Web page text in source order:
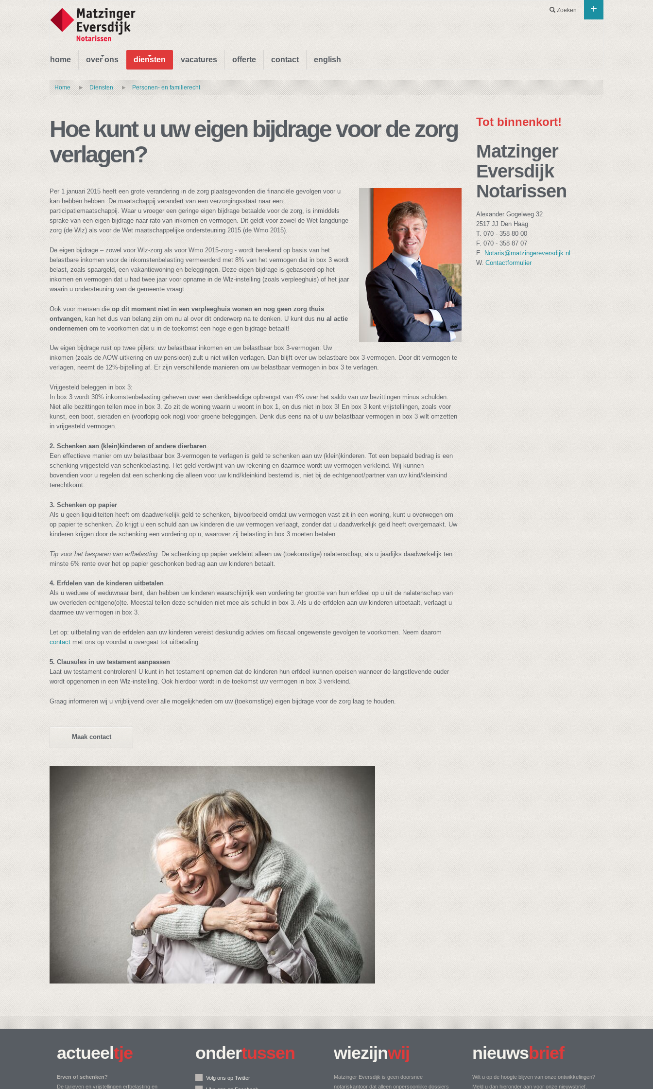
Zoeken +
home over ons diensten vacatures offerte contact english
Home Diensten Personen- en familierecht
Hoe kunt u uw eigen bijdrage voor de zorg
verlagen?
Per 1 januari 2015 heeft een grote verandering in de zorg plaatsgevonden die financiële gevolgen voor u
kan hebben hebben. De maatschappij verandert van een verzorgingsstaat naar een
participatiemaatschappij. Waar u vroeger een geringe eigen bijdrage betaalde voor de zorg, is inmiddels
sprake van een eigen bijdrage naar rato van inkomen en vermogen. Dit geldt voor zowel de Wet langdurige
zorg (de Wlz) als voor de Wet maatschappelijke ondersteuning 2015 (de Wmo 2015).
De eigen bijdrage – zowel voor Wlz-zorg als voor Wmo 2015-zorg - wordt berekend op basis van het
belastbare inkomen voor de inkomstenbelasting vermeerderd met 8% van het vermogen dat in box 3 wordt
belast, zoals spaargeld, een vakantiewoning en beleggingen. Deze eigen bijdrage is gebaseerd op het
inkomen en vermogen dat u had twee jaar voor opname in de Wlz-instelling (zoals verpleeghuis) of het jaar
waarin u ondersteuning van de gemeente vraagt.
Ook voor mensen die op dit moment niet in een verpleeghuis wonen en nog geen zorg thuis
ontvangen, kan het dus van belang zijn om nu al over dit onderwerp na te denken. U kunt dus nu al actie
ondernemen om te voorkomen dat u in de toekomst een hoge eigen bijdrage betaalt!
Uw eigen bijdrage rust op twee pijlers: uw belastbaar inkomen en uw belastbaar box 3-vermogen. Uw
inkomen (zoals de AOW-uitkering en uw pensioen) zult u niet willen verlagen. Dan blijft over uw belastbare box 3-vermogen. Door dit vermogen te
verlagen, neemt de 12%-bijtelling af. Er zijn verschillende manieren om uw belastbaar vermogen in box 3 te verlagen.
Vrijgesteld beleggen in box 3:
In box 3 wordt 30% inkomstenbelasting geheven over een denkbeeldige opbrengst van 4% over het saldo van uw bezittingen minus schulden.
Niet alle bezittingen tellen mee in box 3. Zo zit de woning waarin u woont in box 1, en dus niet in box 3! En box 3 kent vrijstellingen, zoals voor
kunst, een boot, sieraden en (voorlopig ook nog) voor groene beleggingen. Denk dus eens na of u uw belastbaar vermogen in box 3 wilt omzetten
in vrijgesteld vermogen.
2. Schenken aan (klein)kinderen of andere dierbaren
Een effectieve manier om uw belastbaar box 3-vermogen te verlagen is geld te schenken aan uw (klein)kinderen. Tot een bepaald bedrag is een
schenking vrijgesteld van schenkbelasting. Het geld verdwijnt van uw rekening en daarmee wordt uw vermogen verkleind. Wij kunnen
bovendien voor u regelen dat een schenking die alleen voor uw kind/kleinkind bestemd is, niet bij de echtgenoot/partner van uw kind/kleinkind
terechtkomt.
3. Schenken op papier
Als u geen liquiditeiten heeft om daadwerkelijk geld te schenken, bijvoorbeeld omdat uw vermogen vast zit in een woning, kunt u overwegen om
op papier te schenken. Zo krijgt u een schuld aan uw kinderen die uw vermogen verlaagt, zonder dat u daadwerkelijk geld heeft overgemaakt. Uw
kinderen krijgen door de schenking een vordering op u, waarover zij belasting in box 3 moeten betalen.
Tip voor het besparen van erfbelasting: De schenking op papier verkleint alleen uw (toekomstige) nalatenschap, als u jaarlijks daadwerkelijk ten
minste 6% rente over het op papier geschonken bedrag aan uw kinderen betaalt.
4. Erfdelen van de kinderen uitbetalen
Als u weduwe of weduwnaar bent, dan hebben uw kinderen waarschijnlijk een vordering ter grootte van hun erfdeel op u uit de nalatenschap van
uw overleden echtgeno(o)te. Meestal tellen deze schulden niet mee als schuld in box 3. Als u de erfdelen aan uw kinderen uitbetaalt, verlaagt u
daarmee uw vermogen in box 3.
Let op: uitbetaling van de erfdelen aan uw kinderen vereist deskundig advies om fiscaal ongewenste gevolgen te voorkomen. Neem daarom
contact met ons op voordat u overgaat tot uitbetaling.
5. Clausules in uw testament aanpassen
Laat uw testament controleren! U kunt in het testament opnemen dat de kinderen hun erfdeel kunnen opeisen wanneer de langstlevende ouder
wordt opgenomen in een Wlz-instelling. Ook hierdoor wordt in de toekomst uw vermogen in box 3 verkleind.
Graag informeren wij u vrijblijvend over alle mogelijkheden om uw (toekomstige) eigen bijdrage voor de zorg laag te houden.
Maak contact
Tot binnenkort!
Matzinger
Eversdijk
Notarissen
Alexander Gogelweg 32
2517 JJ Den Haag
T. 070 - 358 80 00
F. 070 - 358 87 07
E. Notaris@matzingereversdijk.nl
W. Contactformulier
actueeltje
Erven of schenken?
De tarieven en vrijstellingen erfbelasting en
ondertussen
Volg ons op Twitter
wiezijnwij
Matzinger Eversdijk is geen doorsnee
notariskantoor dat alleen onpersoonlijke dossiers
nieuwsbrief
Wilt u op de hoogte blijven van onze ontwikkelingen?
Meld u dan hieronder aan voor onze nieuwsbrief.